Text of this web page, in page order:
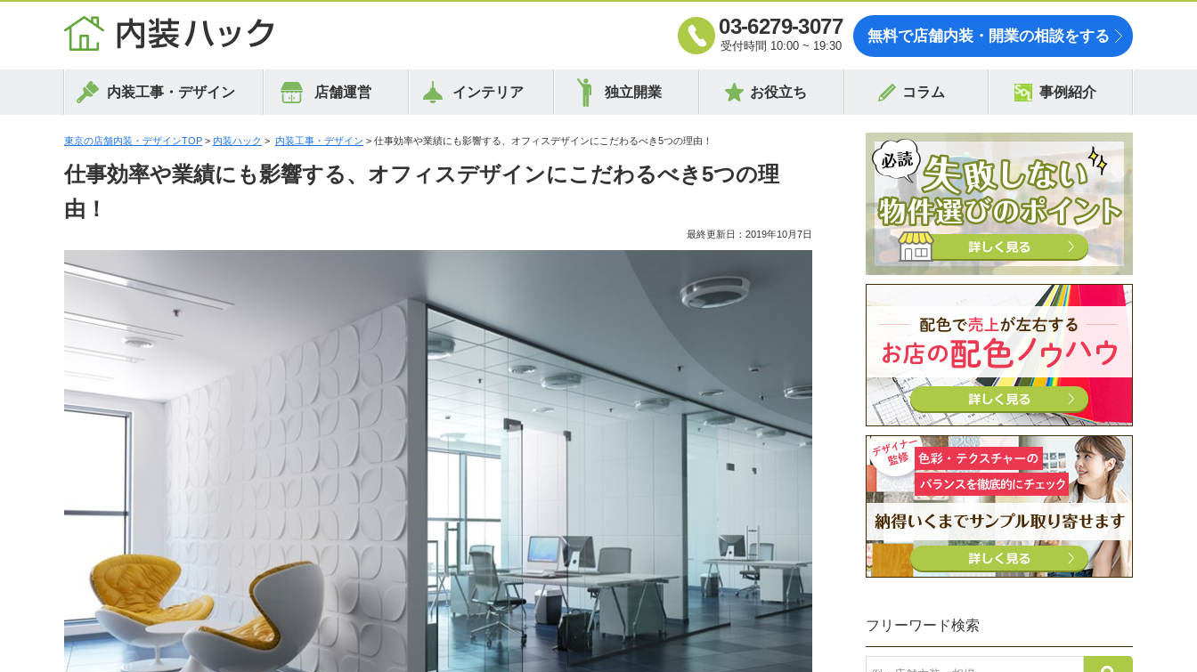
03-6279-3077
受付時間 10:00 ~ 19:30
無料で店舗内装・開業の相談をする
内装工事・デザイン 店舗運営 インテリア 独立開業 お役立ち コラム 事例紹介
東京の店舗内装・デザインTOP > 内装ハック > 内装工事・デザイン > 仕事効率や業績にも影響する、オフィスデザインにこだわるべき5つの理由！
仕事効率や業績にも影響する、オフィスデザインにこだわるべき5つの理
由！
最終更新日：2019年10月7日
フリーワード検索